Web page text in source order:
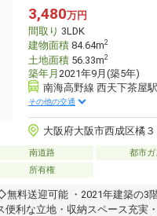
などファミリー層におすすめのお
3,480万円
間取り 3LDK
建物面積84.64m2
土地面積56.33m2
築年月 2021年9月(築5年)
南海高野線 西天下茶屋
その他の交通
大阪府大阪市西成区橘３
南道路
都市ガ
所有権
料送迎可能 ・2021年建築の3
便利な立地・収納スペース充実